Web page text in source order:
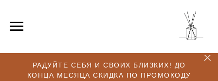
РАДУЙТЕ СЕБЯ И СВОИХ БЛИЗКИХ! ДО
КОНЦА МЕСЯЦА СКИДКА ПО ПРОМОКОДУ